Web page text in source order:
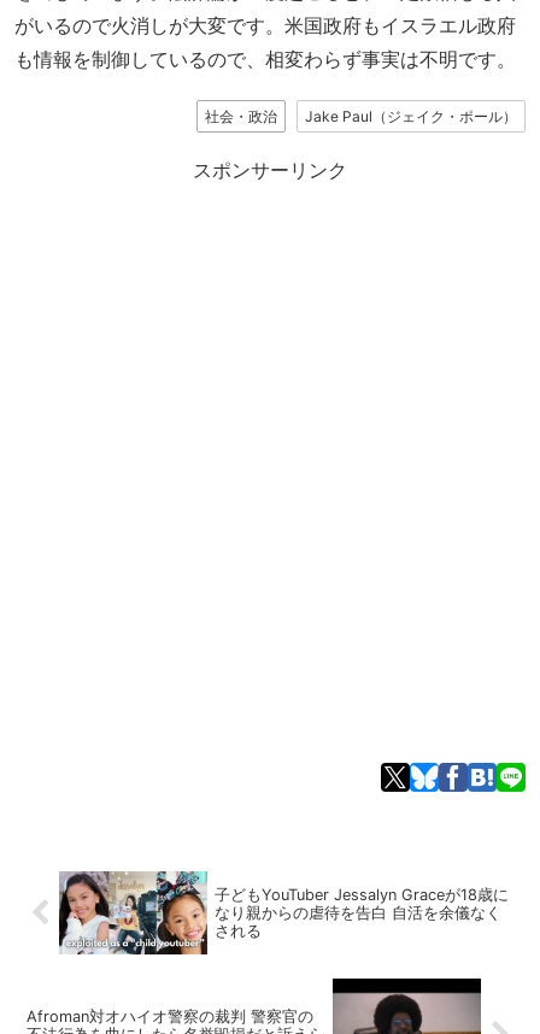
がいるので火消しが大変です。米国政府もイスラエル政府
も情報を制御しているので、相変わらず事実は不明です。
社会・政治 Jake Paul（ジェイク・ポール）
スポンサーリンク
子どもYouTuber Jessalyn Graceが18歳に
なり親からの虐待を告白 自活を余儀なく
される
Afroman対オハイオ警察の裁判 警察官の